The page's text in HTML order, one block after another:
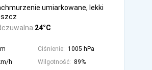
24°C
umiarkowane, lekki
Ciśnienie: 1005 hPa
h Wilgotność: 89%